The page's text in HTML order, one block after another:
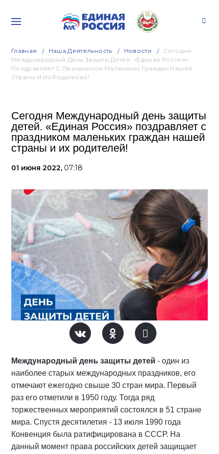
Главная Наша Деятельность Новости
Сегодня
Международный День Защиты Детей. «Единая Россия»
Поздравляет С Праздником Маленьких Граждан Нашей
Страны И Их Родителей!
Сегодня Международный день защиты
детей. «Единая Россия» поздравляет с
праздником маленьких граждан нашей
страны и их родителей!
01 июня 2022, 07:18
Международный день защиты детей - один из
наиболее старых международных праздников, его
отмечают ежегодно свыше 30 стран мира. Первый
раз его отметили в 1950 году. Тогда ряд
торжественных мероприятий состоялся в 51 стране
мира. Спустя десятилетия - 13 июля 1990 года
Конвенция была ратифицирована в СССР. На
данный момент права российских детей защищает